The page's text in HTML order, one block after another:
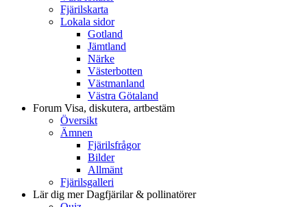
Fjärilskarta
Lokala sidor
Gotland
Jämtland
Närke
Västerbotten
Västmanland
Västra Götaland
Forum Visa, diskutera, artbestäm
Översikt
Ämnen
Fjärilsfrågor
Bilder
Allmänt
Fjärilsgalleri
Lär dig merDagfjärilar & pollinatörer